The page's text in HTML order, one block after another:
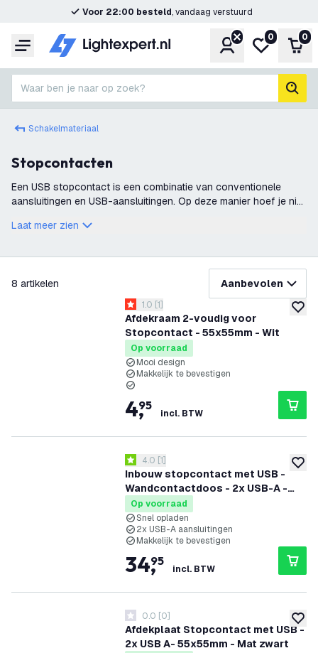
Voor 22:00 besteld, vandaag verstuurd
Menu Account
Mijn
0 0
Waar ben je naar op zoek?
Schakelmateriaal
Stopcontacten
Een USB stopcontact is een combinatie van conventionele
aansluitingen en USB-aansluitingen. Op deze manier hoef je niet
je een USB-verbin
Laat meer zien
8 artikelen Aanbevolen
Afdekraam 2-voudig voor
Stopcontact - 55x55mm - Wit
reviews drawer openen
1 score sterren
1.0 [1]
Op voorraad
Mooi design
Makkelijk te bevestigen
4,
95
incl. BTW
Inbouw stopcontact met USB -
Wandcontactdoos - 2x USB-A -
3.4A
reviews drawer openen
4 score sterren
4.0 [1]
Op voorraad
Snel opladen
2x USB-A aansluitingen
Makkelijk te bevestigen
34,
95
incl. BTW
Afdekplaat Stopcontact met USB -
2x USB A- 55x55mm - Mat zwart
0 score sterren
0.0 [0]
filteren